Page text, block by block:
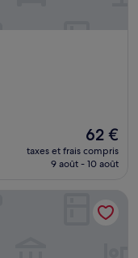
Le
nouveau
prix
62 €
62 €
taxes et frais compris
9 août - 10 août